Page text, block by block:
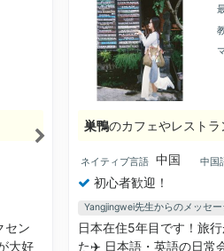
セン
大好
巣鴨のカフェやレストラ
ネイティブ言語 中国 中国
初心者歓迎！
Yangjingwei先生からのメッセー
日本在住5年目です！旅
た✈️ 日本語・英語の日常